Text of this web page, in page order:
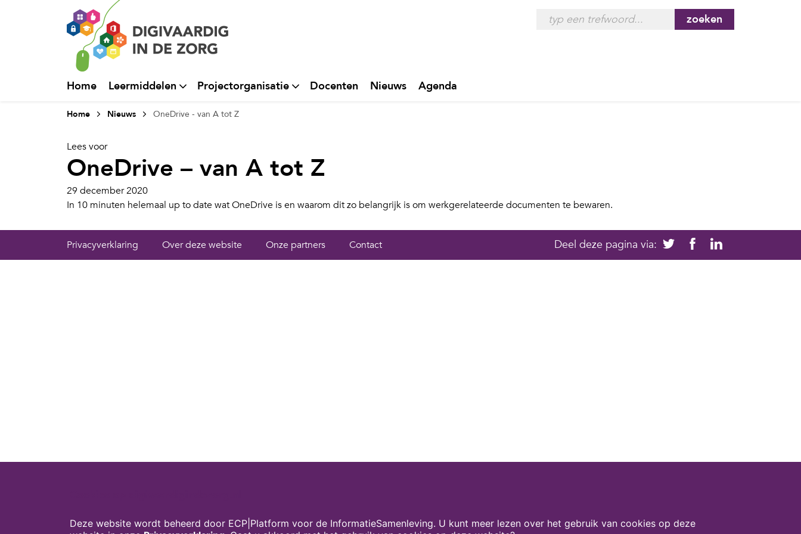
zoeken
Home Leermiddelen Projectorganisatie Docenten Nieuws Agenda
Home Nieuws OneDrive - van A tot Z
Lees voor
OneDrive – van A tot Z
29 december 2020
In 10 minuten helemaal up to date wat OneDrive is en waarom dit zo belangrijk is om werkgerelateerde documenten te bewaren.
Privacyverklaring Over deze website Onze partners Contact Deel deze pagina via:
Deze website wordt beheerd door ECP|Platform voor de InformatieSamenleving. U kunt meer lezen over het gebruik van cookies op deze